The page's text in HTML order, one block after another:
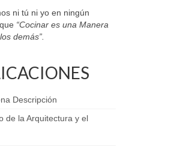
ni tú ni yo en ningún
“Cocinar es una Manera
demás”.
Descripción
de la Arquitectura y el